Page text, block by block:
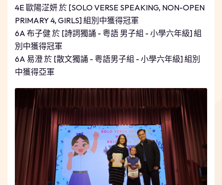
4E 歐陽淽妍 於 [SOLO VERSE SPEAKING, NON-OPEN
PRIMARY 4, GIRLS] 組別中獲得冠軍
6A 布子健 於 [詩詞獨誦 - 粤語 男子組 - 小學六年級] 組
別中獲得冠軍
6A 易澄 於 [散文獨誦 - 粤語男子組 - 小學六年級] 組別
中獲得亞軍